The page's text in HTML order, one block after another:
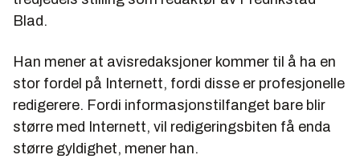
Blad.
Han mener at avisredaksjoner kommer til å ha en
stor fordel på Internett, fordi disse er profesjonelle
redigerere. Fordi informasjonstilfanget bare blir
større med Internett, vil redigeringsbiten få enda
større gyldighet, mener han.